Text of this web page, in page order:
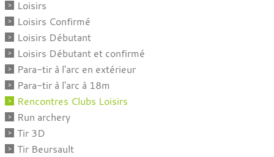
Loisirs
Loisirs Confirmé
Loisirs Débutant
Loisirs Débutant et confirmé
Para-tir à l'arc en extérieur
Para-tir à l'arc à 18m
Rencontres Clubs Loisirs
Run archery
Tir 3D
Tir Beursault